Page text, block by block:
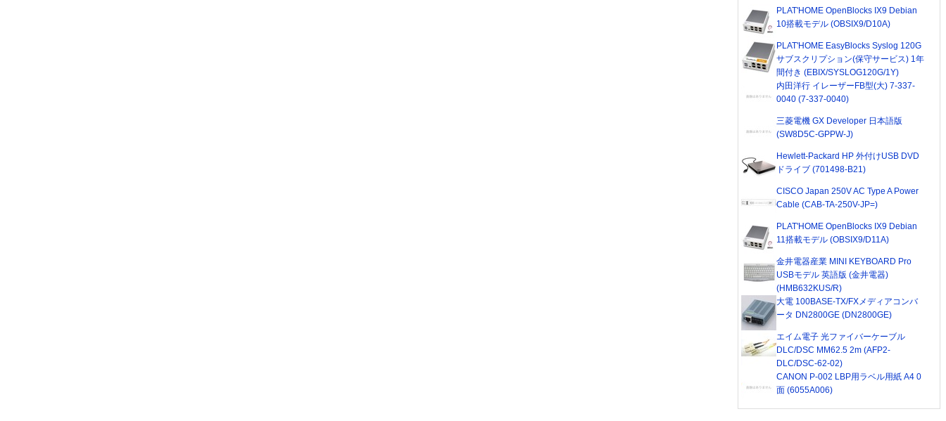
PLAT'HOME OpenBlocks IX9 Debian
10搭載モデル (OBSIX9/D10A)
PLAT'HOME EasyBlocks Syslog 120G
サブスクリプション(保守サービス) 1年
間付き (EBIX/SYSLOG120G/1Y)
内田洋行 イレーザーFB型(大) 7-337-
0040 (7-337-0040)
三菱電機 GX Developer 日本語版
(SW8D5C-GPPW-J)
Hewlett-Packard HP 外付けUSB DVD
ドライブ (701498-B21)
CISCO Japan 250V AC Type A Power
Cable (CAB-TA-250V-JP=)
PLAT'HOME OpenBlocks IX9 Debian
11搭載モデル (OBSIX9/D11A)
金井電器産業 MINI KEYBOARD Pro
USBモデル 英語版 (金井電器)
(HMB632KUS/R)
大電 100BASE-TX/FXメディアコンバ
ータ DN2800GE (DN2800GE)
エイム電子 光ファイバーケーブル
DLC/DSC MM62.5 2m (AFP2-
DLC/DSC-62-02)
CANON P-002 LBP用ラベル用紙 A4 0
面 (6055A006)